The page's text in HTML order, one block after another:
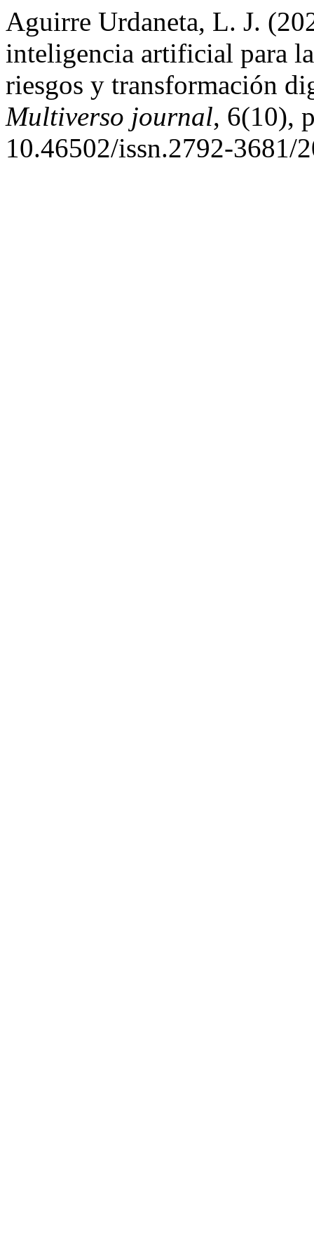
Aguirre Urdaneta, L. J.
inteligencia artificial para
riesgos y transformación
Multiverso journal, 6(10),
10.46502/issn.2792-3681/